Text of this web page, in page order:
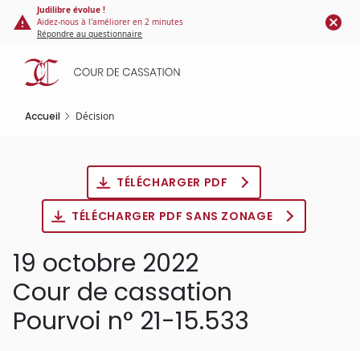
Panneau de gestion des cookies
contenu
principal
Judilibre évolue !
Aidez-nous à l'améliorer en 2 minutes
Répondre au questionnaire
Accueil Décision
TÉLÉCHARGER PDF
TÉLÉCHARGER PDF SANS ZONAGE
19 octobre 2022
Cour de cassation
Pourvoi n° 21-15.533